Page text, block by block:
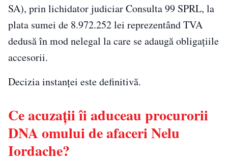
SA), prin lichidator judiciar Consulta 99 SPRL, la
plata sumei de 8.972.252 lei reprezentând TVA
dedusă în mod nelegal la care se adaugă obligaţiile
accesorii.
Decizia instanţei este definitivă.
Ce acuzaţii îi aduceau procurorii
DNA omului de afaceri Nelu
Iordache?